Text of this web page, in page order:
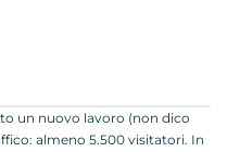
un nuovo lavoro (non dico
almeno 5.500 visitatori. In